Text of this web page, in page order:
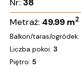
Nr: 38
Metraż: 49.99 m2
Balkon/taras/ogródek:
Liczba pokoi: 3
Piętro: 5